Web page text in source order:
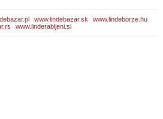
www.lindebazar.sk
www.lindeborze.hu
www.linderabljeni.si